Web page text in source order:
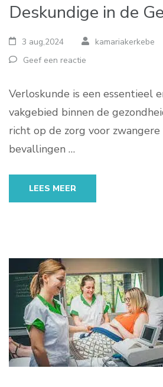
Deskundige in de
3 aug,2024
kamariakerkebe
Geef een reactie
Verloskunde is een essentieel
vakgebied binnen de
richt op de zorg voor zwangere
bevallingen …
LEES MEER